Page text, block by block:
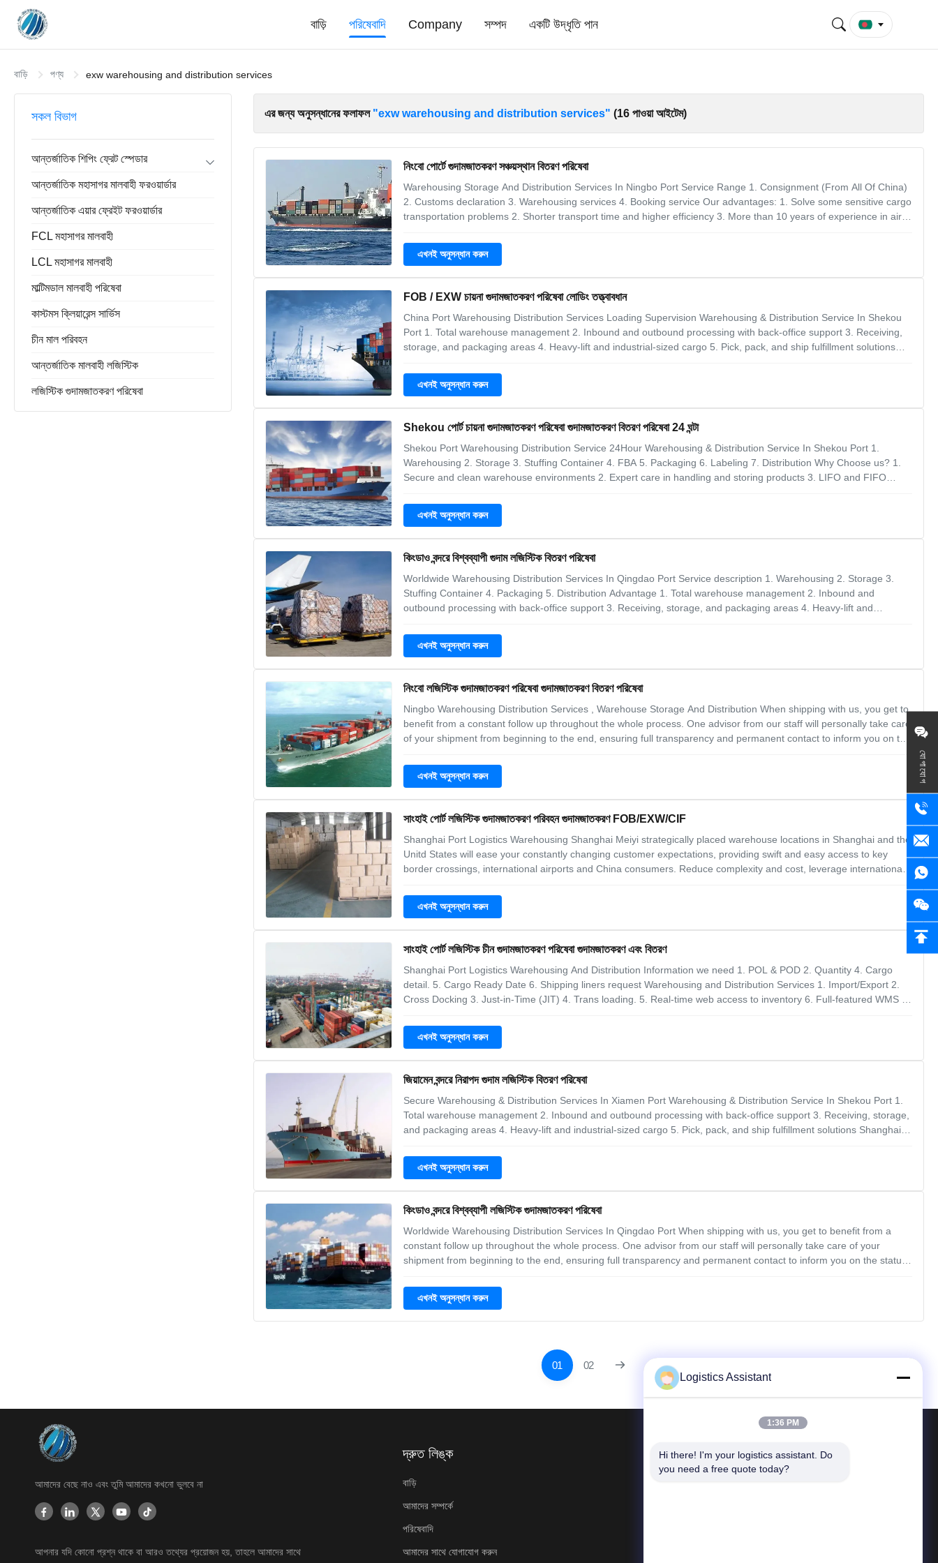
যোগাযোগ
বাড়ি পরিষেবাদি Company সম্পদ একটি উদ্ধৃতি পান
বাড়ি পণ্য exw warehousing and distribution services
সকল বিভাগ
আন্তর্জাতিক শিপিং ফ্রেট স্পেডার
ফরোয়ার্ড রপ্তানি আমদানি
ডোর টু ডোর ফরওয়ার্ডার
চীন গুদামজাতকরণ পরিষেবা
আন্তর্জাতিক মহাসাগর মালবাহী ফরওয়ার্ডার
আন্তর্জাতিক এয়ার ফ্রেইট ফরওয়ার্ডার
FCL মহাসাগর মালবাহী
LCL মহাসাগর মালবাহী
মাল্টিমডাল মালবাহী পরিষেবা
কাস্টমস ক্লিয়ারেন্স সার্ভিস
চীন মাল পরিবহন
আন্তর্জাতিক মালবাহী লজিস্টিক
লজিস্টিক গুদামজাতকরণ পরিষেবা
এর জন্য অনুসন্ধানের ফলাফল "exw warehousing and distribution services" (16 পাওয়া আইটেম)
নিংবো পোর্টে গুদামজাতকরণ সঞ্চয়স্থান বিতরণ পরিষেবা
Warehousing Storage And Distribution Services In Ningbo Port Service Range 1. Consignment (From All Of China)
2. Customs declaration 3. Warehousing services 4. Booking service Our advantages: 1. Solve some sensitive cargo
transportation problems 2. Shorter transport time and higher efficiency 3. More than 10 years of experience in air
shipment of large quantities on
এখনই অনুসন্ধান করুন
FOB / EXW চায়না গুদামজাতকরণ পরিষেবা লোডিং তত্ত্বাবধান
China Port Warehousing Distribution Services Loading Supervision Warehousing & Distribution Service In Shekou
Port 1. Total warehouse management 2. Inbound and outbound processing with back-office support 3. Receiving,
storage, and packaging areas 4. Heavy-lift and industrial-sized cargo 5. Pick, pack, and ship fulfillment solutions
LIFO and FIFO inventory management
এখনই অনুসন্ধান করুন
Shekou পোর্ট চায়না গুদামজাতকরণ পরিষেবা গুদামজাতকরণ বিতরণ পরিষেবা 24 ঘন্টা
Shekou Port Warehousing Distribution Service 24Hour Warehousing & Distribution Service In Shekou Port 1.
Warehousing 2. Storage 3. Stuffing Container 4. FBA 5. Packaging 6. Labeling 7. Distribution Why Choose us? 1.
Secure and clean warehouse environments 2. Expert care in handling and storing products 3. LIFO and FIFO
communication of warehousing activities 6. Low-cost
এখনই অনুসন্ধান করুন
কিংডাও বন্দরে বিশ্বব্যাপী গুদাম লজিস্টিক বিতরণ পরিষেবা
Worldwide Warehousing Distribution Services In Qingdao Port Service description 1. Warehousing 2. Storage 3.
Stuffing Container 4. Packaging 5. Distribution Advantage 1. Total warehouse management 2. Inbound and
outbound processing with back-office support 3. Receiving, storage, and packaging areas 4. Heavy-lift and
environments 2. Expert care in handling and
এখনই অনুসন্ধান করুন
নিংবো লজিস্টিক গুদামজাতকরণ পরিষেবা গুদামজাতকরণ বিতরণ পরিষেবা
Ningbo Warehousing Distribution Services , Warehouse Storage And Distribution When shipping with us, you get to
benefit from a constant follow up throughout the whole process. One advisor from our staff will personally take care
of your shipment from beginning to the end, ensuring full transparency and permanent contact to inform you on the
2. Customs declaration
এখনই অনুসন্ধান করুন
সাংহাই পোর্ট লজিস্টিক গুদামজাতকরণ পরিবহন গুদামজাতকরণ FOB/EXW/CIF
Shanghai Port Logistics Warehousing Shanghai Meiyi strategically placed warehouse locations in Shanghai and the
Unitd States will ease your constantly changing customer expectations, providing swift and easy access to key
border crossings, international airports and China consumers. Reduce complexity and cost, leverage international
warehousing and distribution service for a
এখনই অনুসন্ধান করুন
সাংহাই পোর্ট লজিস্টিক চীন গুদামজাতকরণ পরিষেবা গুদামজাতকরণ এবং বিতরণ
Shanghai Port Logistics Warehousing And Distribution Information we need 1. POL & POD 2. Quantity 4. Cargo
detail. 5. Cargo Ready Date 6. Shipping liners request Warehousing and Distribution Services 1. Import/Export 2.
Cross Docking 3. Just-in-Time (JIT) 4. Trans loading. 5. Real-time web access to inventory 6. Full-featured WMS 7.
has no right to export. Can you help me
এখনই অনুসন্ধান করুন
জিয়ামেন বন্দরে নিরাপদ গুদাম লজিস্টিক বিতরণ পরিষেবা
Secure Warehousing & Distribution Services In Xiamen Port Warehousing & Distribution Service In Shekou Port 1.
Total warehouse management 2. Inbound and outbound processing with back-office support 3. Receiving, storage,
and packaging areas 4. Heavy-lift and industrial-sized cargo 5. Pick, pack, and ship fulfillment solutions Shanghai
requirements; all types of warehouse
এখনই অনুসন্ধান করুন
কিংডাও বন্দরে বিশ্বব্যাপী লজিস্টিক গুদামজাতকরণ পরিষেবা
Worldwide Warehousing Distribution Services In Qingdao Port When shipping with us, you get to benefit from a
constant follow up throughout the whole process. One advisor from our staff will personally take care of your
shipment from beginning to the end, ensuring full transparency and permanent contact to inform you on the status
Customs declaration 3. Warehousing
এখনই অনুসন্ধান করুন
01 02
আমাদের বেছে নাও এবং তুমি আমাদের কখনো ভুলবে না
আপনার যদি কোনো প্রশ্ন থাকে বা আরও তথ্যের প্রয়োজন হয়, তাহলে আমাদের সাথে
দ্রুত লিঙ্ক
বাড়ি
আমাদের সম্পর্কে
পরিষেবাদি
আমাদের সাথে যোগাযোগ করুন
আমাদের সাথে যোগাযোগ করুন
Logistics Assistant
1:36 PM
Hi there! I'm your logistics assistant. Do
you need a free quote today?